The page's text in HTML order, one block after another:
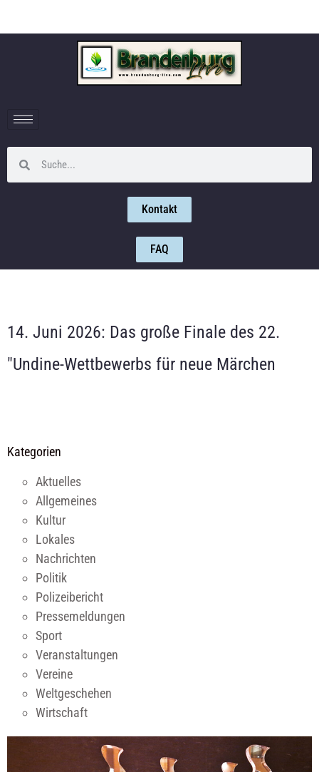
Kontakt
FAQ
14. Juni 2026: Das große Finale des 22.
"Undine-Wettbewerbs für neue Märchen
Kategorien
Aktuelles
Allgemeines
Kultur
Lokales
Nachrichten
Politik
Polizeibericht
Pressemeldungen
Sport
Veranstaltungen
Vereine
Weltgeschehen
Wirtschaft